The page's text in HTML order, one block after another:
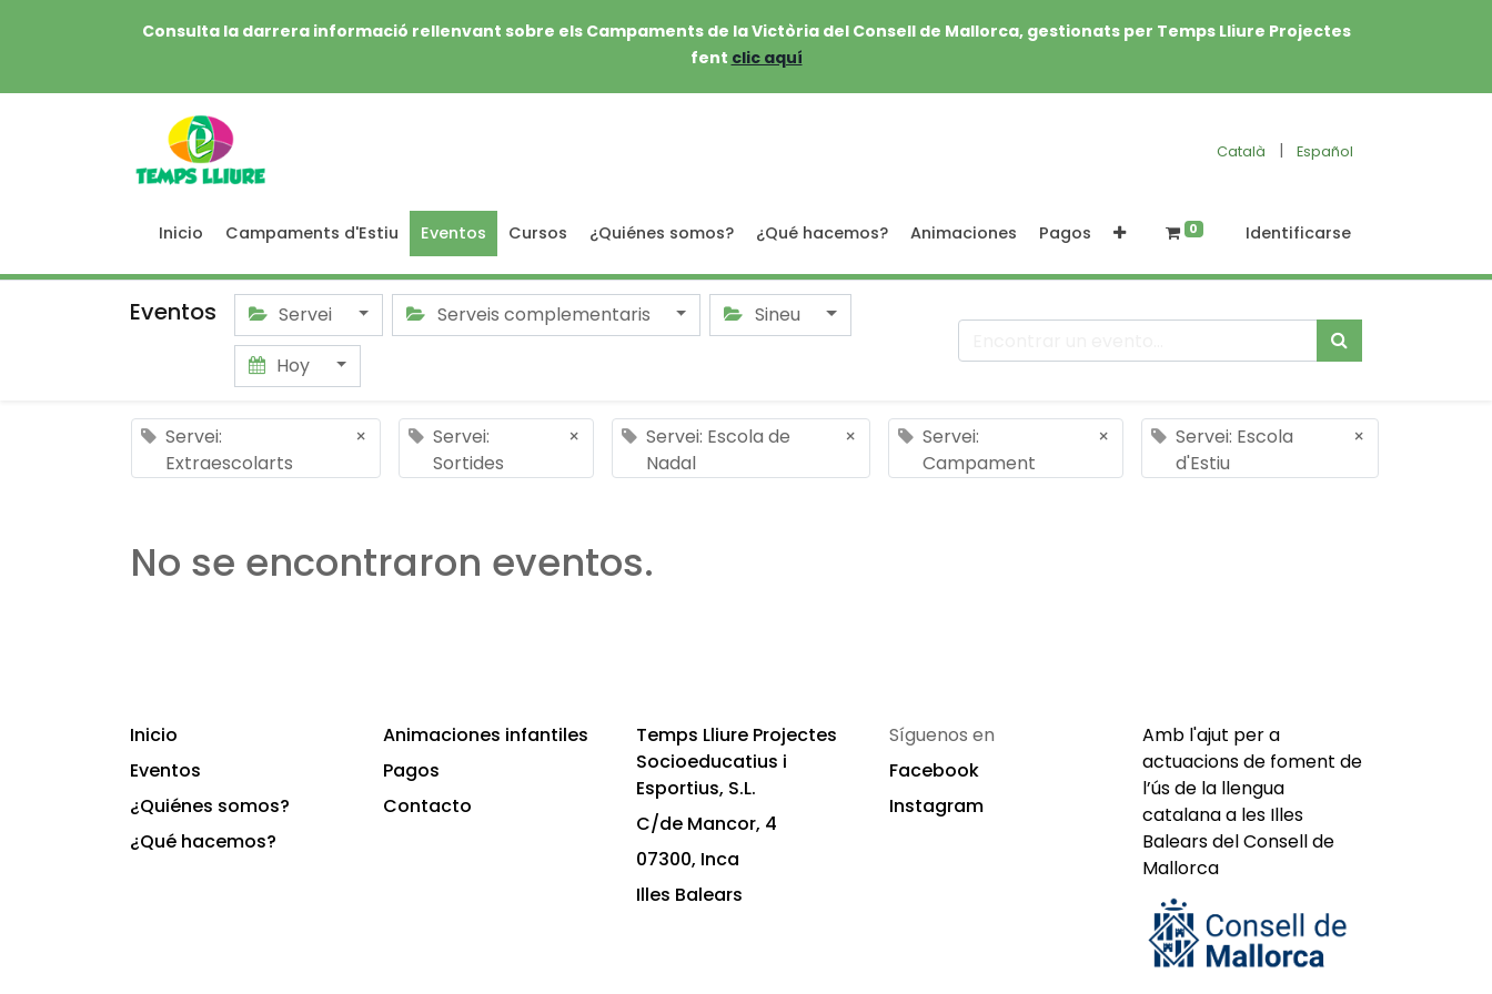
Consulta la darrera informació rellenvant sobre els Campaments de la Victòria del Consell de Mallorca, gestionats per Temps Lliure Projectes
fent clic aquí
Català | Español
Inicio Campaments d'Estiu Eventos Cursos ¿Quiénes somos? ¿Qué hacemos? Animaciones Pagos 0 Identificarse
Eventos Servei Serveis complementaris
Sineu
Hoy
Servei:
Extraescolarts
×
Servei:
Sortides
×
Servei: Escola de
Nadal
×
Servei:
Campament
×
Servei: Escola
d'Estiu
×
No se encontraron eventos.
Inicio
Eventos
¿Quiénes somos?
¿Qué hacemos?
Animaciones infantiles
Pagos
Contacto
Temps Lliure Projectes
Socioeducatius i
Esportius, S.L.
C/de Mancor, 4
07300, Inca
Illes Balears
Síguenos en
Facebook
Instagram
Amb l'ajut per a
actuacions de foment de
l’ús de la llengua
catalana a les Illes
Balears del Consell de
Mallorca